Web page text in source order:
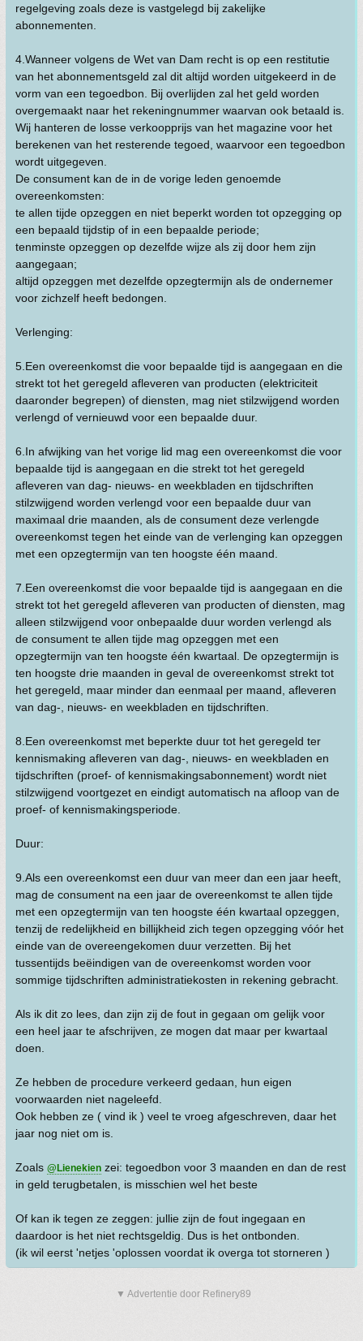
regelgeving zoals deze is vastgelegd bij zakelijke
abonnementen.
4.Wanneer volgens de Wet van Dam recht is op een restitutie
van het abonnementsgeld zal dit altijd worden uitgekeerd in de
vorm van een tegoedbon. Bij overlijden zal het geld worden
overgemaakt naar het rekeningnummer waarvan ook betaald is.
Wij hanteren de losse verkoopprijs van het magazine voor het
berekenen van het resterende tegoed, waarvoor een tegoedbon
wordt uitgegeven.
De consument kan de in de vorige leden genoemde
overeenkomsten:
te allen tijde opzeggen en niet beperkt worden tot opzegging op
een bepaald tijdstip of in een bepaalde periode;
tenminste opzeggen op dezelfde wijze als zij door hem zijn
aangegaan;
altijd opzeggen met dezelfde opzegtermijn als de ondernemer
voor zichzelf heeft bedongen.
Verlenging:
5.Een overeenkomst die voor bepaalde tijd is aangegaan en die
strekt tot het geregeld afleveren van producten (elektriciteit
daaronder begrepen) of diensten, mag niet stilzwijgend worden
verlengd of vernieuwd voor een bepaalde duur.
6.In afwijking van het vorige lid mag een overeenkomst die voor
bepaalde tijd is aangegaan en die strekt tot het geregeld
afleveren van dag- nieuws- en weekbladen en tijdschriften
stilzwijgend worden verlengd voor een bepaalde duur van
maximaal drie maanden, als de consument deze verlengde
overeenkomst tegen het einde van de verlenging kan opzeggen
met een opzegtermijn van ten hoogste één maand.
7.Een overeenkomst die voor bepaalde tijd is aangegaan en die
strekt tot het geregeld afleveren van producten of diensten, mag
alleen stilzwijgend voor onbepaalde duur worden verlengd als
de consument te allen tijde mag opzeggen met een
opzegtermijn van ten hoogste één kwartaal. De opzegtermijn is
ten hoogste drie maanden in geval de overeenkomst strekt tot
het geregeld, maar minder dan eenmaal per maand, afleveren
van dag-, nieuws- en weekbladen en tijdschriften.
8.Een overeenkomst met beperkte duur tot het geregeld ter
kennismaking afleveren van dag-, nieuws- en weekbladen en
tijdschriften (proef- of kennismakingsabonnement) wordt niet
stilzwijgend voortgezet en eindigt automatisch na afloop van de
proef- of kennismakingsperiode.
Duur:
9.Als een overeenkomst een duur van meer dan een jaar heeft,
mag de consument na een jaar de overeenkomst te allen tijde
met een opzegtermijn van ten hoogste één kwartaal opzeggen,
tenzij de redelijkheid en billijkheid zich tegen opzegging vóór het
einde van de overeengekomen duur verzetten. Bij het
tussentijds beëindigen van de overeenkomst worden voor
sommige tijdschriften administratiekosten in rekening gebracht.
Als ik dit zo lees, dan zijn zij de fout in gegaan om gelijk voor
een heel jaar te afschrijven, ze mogen dat maar per kwartaal
doen.
Ze hebben de procedure verkeerd gedaan, hun eigen
voorwaarden niet nageleefd.
Ook hebben ze ( vind ik ) veel te vroeg afgeschreven, daar het
jaar nog niet om is.
Zoals @Lienekien zei: tegoedbon voor 3 maanden en dan de rest
in geld terugbetalen, is misschien wel het beste
Of kan ik tegen ze zeggen: jullie zijn de fout ingegaan en
daardoor is het niet rechtsgeldig. Dus is het ontbonden.
(ik wil eerst 'netjes 'oplossen voordat ik overga tot storneren )
▼ Advertentie door Refinery89